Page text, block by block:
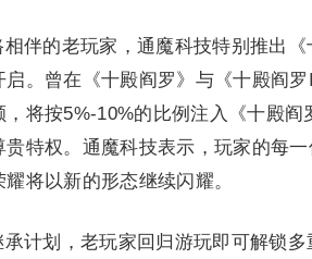
相伴的老玩家，通魔科技特别推出
启。曾在《十殿阎罗》与《十殿阎
，将按5%-10%的比例注入《十殿
贵特权。通魔科技表示，玩家的每
将以新的形态继续闪耀。
承计划，老玩家回归游玩即可解锁